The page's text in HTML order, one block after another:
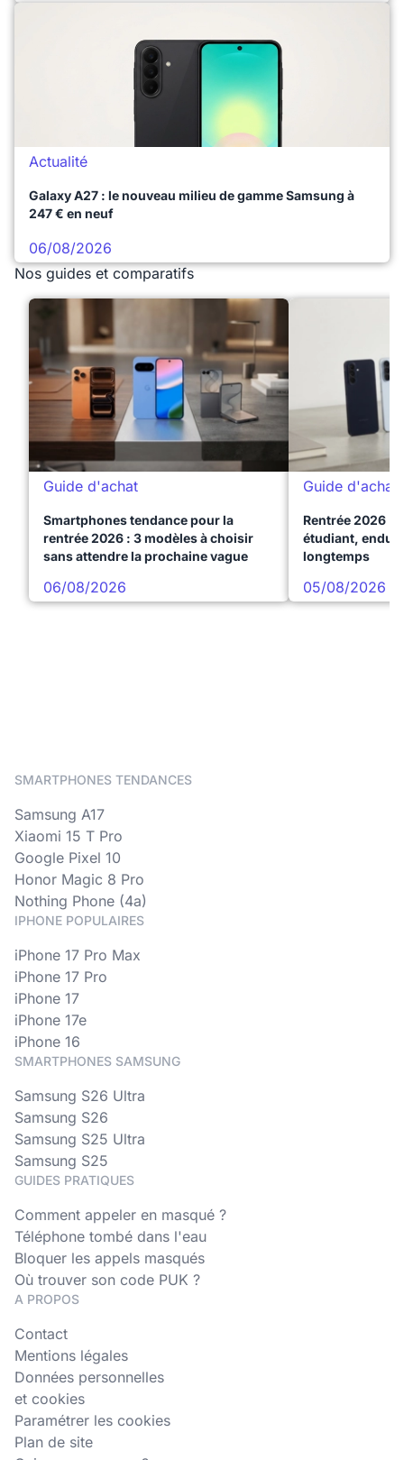
Actualité
Galaxy A27 : le nouveau milieu de gamme Samsung à
247 € en neuf
06/08/2026
Nos guides et comparatifs
Guide d'achat
Smartphones tendance pour la
rentrée 2026 : 3 modèles à choisir
sans attendre la prochaine vague
06/08/2026
Guide d'achat
Rentrée 2026 :
étudiant,
longtemps
05/08/2026
SMARTPHONES TENDANCES
Samsung A17
Xiaomi 15 T Pro
Google Pixel 10
Honor Magic 8 Pro
Nothing Phone (4a)
IPHONE POPULAIRES
iPhone 17 Pro Max
iPhone 17 Pro
iPhone 17
iPhone 17e
iPhone 16
SMARTPHONES SAMSUNG
Samsung S26 Ultra
Samsung S26
Samsung S25 Ultra
Samsung S25
GUIDES PRATIQUES
Comment appeler en masqué ?
Téléphone tombé dans l'eau
Bloquer les appels masqués
Où trouver son code PUK ?
A PROPOS
Contact
Mentions légales
Données personnelles
et cookies
Paramétrer les cookies
Plan de site